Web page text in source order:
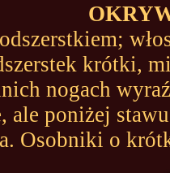
krótki,
nogach
ale poniżej
Osobniki o